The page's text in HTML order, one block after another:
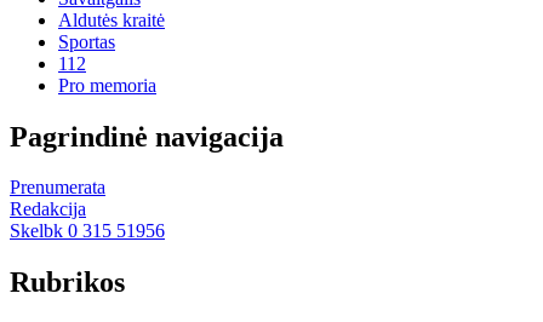
Aldutės kraitė
Sportas
112
Pro memoria
Pagrindinė navigacija
Prenumerata
Redakcija
Skelbk 0 315 51956
Rubrikos